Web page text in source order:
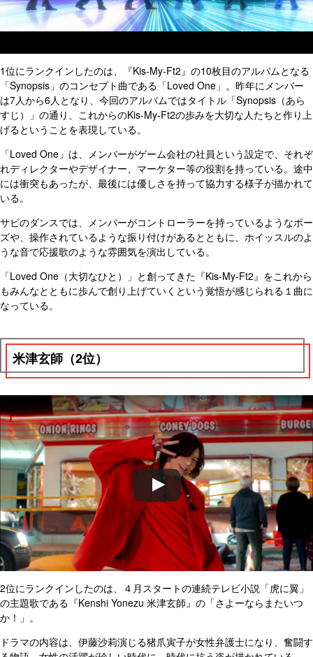
1位にランクインしたのは、『Kis-My-Ft2』の10枚目のアルバムとなる
「Synopsis」のコンセプト曲である「Loved One」。昨年にメンバー
は7人から6人となり、今回のアルバムではタイトル「Synopsis（あら
すじ）」の通り、これからのKis-My-Ft2の歩みを大切な人たちと作り上
げるということを表現している。
「Loved One」は、メンバーがゲーム会社の社員という設定で、それぞ
れディレクターやデザイナー、マーケター等の役割を持っている。途中
には衝突もあったが、最後には優しさを持って協力する様子が描かれて
いる。
サビのダンスでは、メンバーがコントローラーを持っているようなポー
ズや、操作されているような振り付けがあるとともに、ホイッスルのよ
うな音で応援歌のような雰囲気を演出している。
「Loved One（大切なひと）」と創ってきた『Kis-My-Ft2』をこれから
もみんなとともに歩んで創り上げていくという覚悟が感じられる１曲に
なっている。
米津玄師（2位）
2位にランクインしたのは、４月スタートの連続テレビ小説「虎に翼」
の主題歌である『Kenshi Yonezu 米津玄師』の「さよーならまたいつ
か！」。
ドラマの内容は、伊藤沙莉演じる猪爪寅子が女性弁護士になり、奮闘す